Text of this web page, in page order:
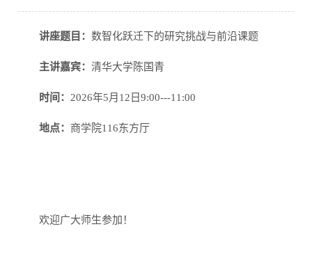
讲座题目：数智化跃迁下的研究挑战与前沿课题
主讲嘉宾：清华大学陈国青
时间： 2026年5月 12 日9:00---11:00
地点： 商学院116东方厅
欢迎广大师生参加！